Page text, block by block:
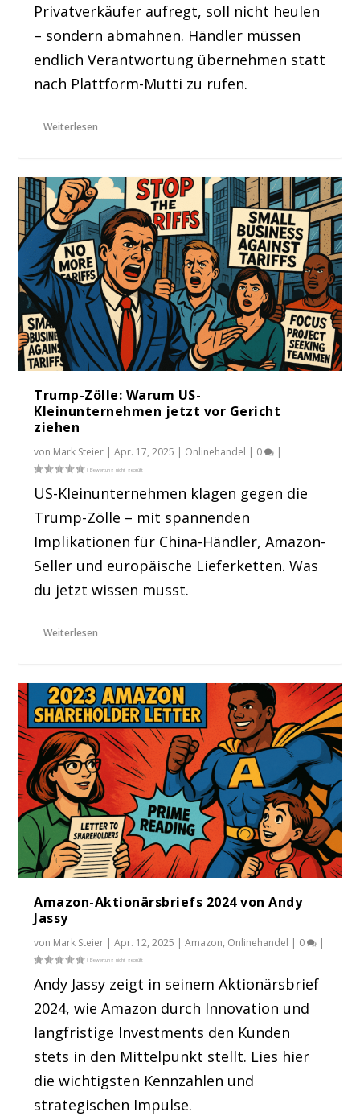
Privatverkäufer aufregt, soll nicht heulen
– sondern abmahnen. Händler müssen
endlich Verantwortung übernehmen statt
nach Plattform-Mutti zu rufen.
Weiterlesen
Trump-Zölle: Warum US-
Kleinunternehmen jetzt vor Gericht
ziehen
von Mark Steier |Apr. 17, 2025 | Onlinehandel | 0 |
US-Kleinunternehmen klagen gegen die
Trump-Zölle – mit spannenden
Implikationen für China-Händler, Amazon-
Seller und europäische Lieferketten. Was
du jetzt wissen musst.
Weiterlesen
Amazon-Aktionärsbriefs 2024 von Andy
Jassy
von Mark Steier |Apr. 12, 2025 |Amazon, Onlinehandel | 0 |
Andy Jassy zeigt in seinem Aktionärsbrief
2024, wie Amazon durch Innovation und
langfristige Investments den Kunden
stets in den Mittelpunkt stellt. Lies hier
die wichtigsten Kennzahlen und
strategischen Impulse.